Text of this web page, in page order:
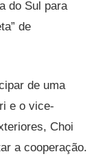
do Sul para
de
de uma
e o vice-
Choi
a cooperação.